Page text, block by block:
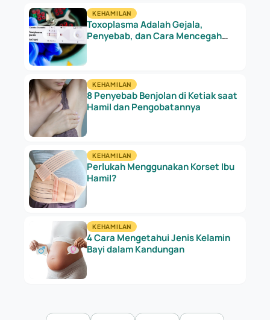
KEHAMILAN
Toxoplasma Adalah Gejala,
Penyebab, dan Cara Mencegah
KEHAMILAN
8 Penyebab Benjolan di Ketiak saat
Hamil dan Pengobatannya
KEHAMILAN
Perlukah Menggunakan Korset Ibu
Hamil?
KEHAMILAN
4 Cara Mengetahui Jenis Kelamin
Bayi dalam Kandungan